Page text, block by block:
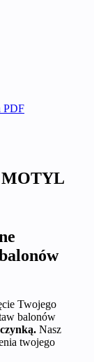
PDF
MOTYL
Twojego
balonów
Nasz
twojego